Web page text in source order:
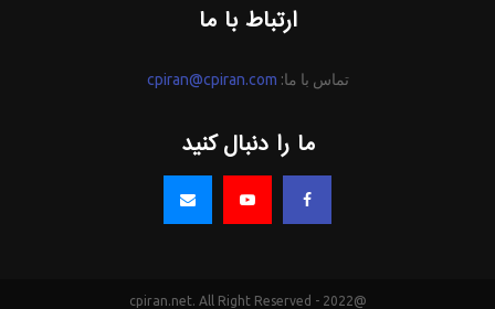
ارتباط با ما
تماس با ما: cpiran@cpiran.com
ما را دنبال کنید
@2022 - cpiran.net. All Right Reserved